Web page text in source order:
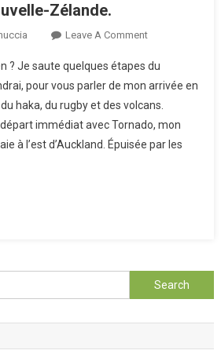
Zélande.
Leave A CommentOn L’arrivée
Nouvelle-
Zélande.
? Je saute quelques étapes du
pour vous parler de mon arrivée en
haka, du rugby et des volcans.
immédiat avec Tornado, mon
à l’est d’Auckland. Épuisée par les
Search for: